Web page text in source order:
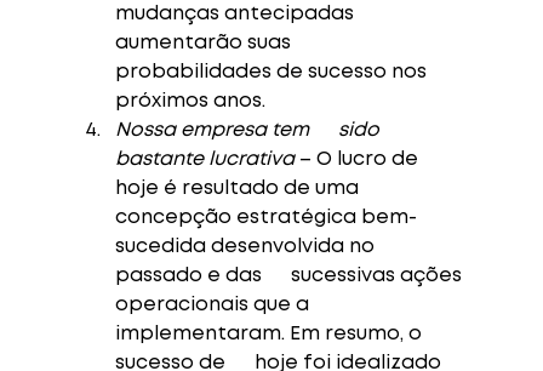
mudanças antecipadas
aumentarão suas
probabilidades de sucesso nos
próximos anos.
Nossa empresa tem      sido
bastante lucrativa – O lucro de
hoje é resultado de uma
concepção estratégica bem-
sucedida desenvolvida no
passado e das      sucessivas ações
operacionais que a
implementaram. Em resumo, o
sucesso de      hoje foi idealizado